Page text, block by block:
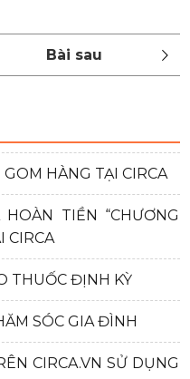
HÀNG TẠI CIRCA
TIỀN “CHƯƠNG
CIRCA
THUỐC ĐỊNH KỲ
SÓC GIA ĐÌNH
CIRCA.VN SỬ DỤNG